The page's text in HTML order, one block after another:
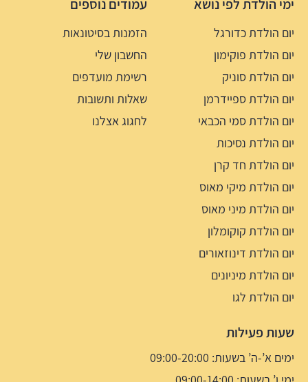
ימי הולדת לפי נושא
יום הולדת כדורגל
יום הולדת פוקימון
יום הולדת סוניק
יום הולדת ספיידרמן
יום הולדת סמי הכבאי
יום הולדת נסיכות
יום הולדת חד קרן
יום הולדת מיקי מאוס
יום הולדת מיני מאוס
יום הולדת קוקומלון
יום הולדת דינוזאורים
יום הולדת מיניונים
יום הולדת לגו
עמודים נוספים
הזמנות בסיטונאות
החשבון שלי
רשימת מועדפים
שאלות ותשובות
לחגוג אצלנו
שעות פעילות
ימים א’-ה’ בשעות: 09:00-20:00